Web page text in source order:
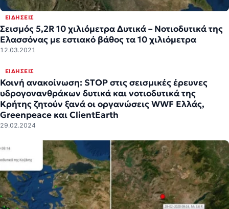
ΕΙΔΉΣΕΙΣ
Σεισμός 5,2R 10 χιλιόμετρα Δυτικά – Νοτιοδυτικά της
Ελασσόνας με εστιακό βάθος τα 10 χιλιόμετρα
12.03.2021
ΕΙΔΉΣΕΙΣ
Κοινή ανακοίνωση: STOP στις σεισμικές έρευνες
υδρογονανθράκων δυτικά και νοτιοδυτικά της
Κρήτης ζητούν ξανά οι οργανώσεις WWF Ελλάς,
Greenpeace και ClientEarth
29.02.2024